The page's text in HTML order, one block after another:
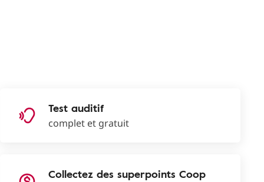
Test auditif
complet et gratuit
Collectez des superpoints Coop